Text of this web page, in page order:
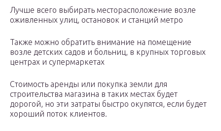
Лучше всего выбирать месторасположение возле
оживленных улиц, остановок и станций метро
Также можно обратить внимание на помещение
возле детских садов и больниц, в крупных торговых
центрах и супермаркетах
Стоимость аренды или покупка земли для
строительства магазина в таких местах будет
дорогой, но эти затраты быстро окупятся, если будет
хороший поток клиентов.